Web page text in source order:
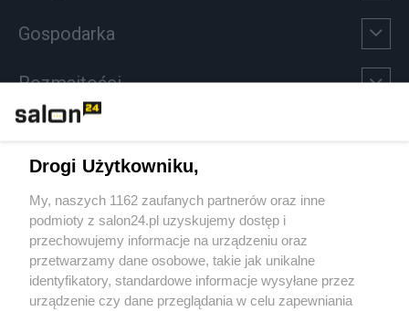
Gospodarka
Rozmaitości
Sport
Społeczeństwo
Kultura
Drogi Użytkowniku,
My, naszych 1162 zaufanych partnerów oraz inne
podmioty z salon24.pl uzyskujemy dostęp i
przechowujemy informacje na urządzeniu oraz
przetwarzamy dane osobowe, takie jak unikalne
identyfikatory, standardowe informacje wysyłane przez
urządzenie czy dane przeglądania w celu zapewniania